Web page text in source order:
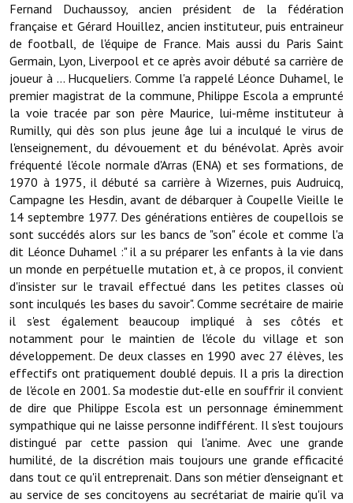
Terrains et maisons à vendre
VOTRE MAIRIE
Elus et agents
L'équipe municipale
Le personnel municipal
Les moyens financiers
Note de synthèse financière
Rapport d'orientation budgétaire
Actions et projets
Projets et travaux en cours
Procès verbaux des conseils municipaux
Communication
Le bulletin municipal : Fressinfo & Le Fressinois
Toutes les publications
Le village dans l'intercommunalité
Communauté de communes
Fernand Duchaussoy, ancien président de la fédération
française et Gérard Houillez, ancien instituteur, puis entraineur
de football, de l'équipe de France. Mais aussi du Paris Saint
Germain, Lyon, Liverpool et ce après avoir débuté sa carrière de
joueur à ... Hucqueliers. Comme l'a rappelé Léonce Duhamel, le
premier magistrat de la commune, Philippe Escola a emprunté
la voie tracée par son père Maurice, lui-même instituteur à
Rumilly, qui dès son plus jeune âge lui a inculqué le virus de
l'enseignement, du dévouement et du bénévolat. Après avoir
fréquenté l'école normale d'Arras (ENA) et ses formations, de
1970 à 1975, il débuté sa carrière à Wizernes, puis Audruicq,
Campagne les Hesdin, avant de débarquer à Coupelle Vieille le
14 septembre 1977. Des générations entières de coupellois se
sont succédés alors sur les bancs de "son" école et comme l'a
dit Léonce Duhamel :" il a su préparer les enfants à la vie dans
un monde en perpétuelle mutation et, à ce propos, il convient
d'insister sur le travail effectué dans les petites classes où
sont inculqués les bases du savoir". Comme secrétaire de mairie
il s'est également beaucoup impliqué à ses côtés et
notamment pour le maintien de l'école du village et son
développement. De deux classes en 1990 avec 27 élèves, les
effectifs ont pratiquement doublé depuis. Il a pris la direction
de l'école en 2001. Sa modestie dut-elle en souffrir il convient
de dire que Philippe Escola est un personnage éminemment
sympathique qui ne laisse personne indifférent. Il s'est toujours
distingué par cette passion qui l'anime. Avec une grande
humilité, de la discrétion mais toujours une grande efficacité
dans tout ce qu'il entreprenait. Dans son métier d'enseignant et
au service de ses concitoyens au secrétariat de mairie qu'il va